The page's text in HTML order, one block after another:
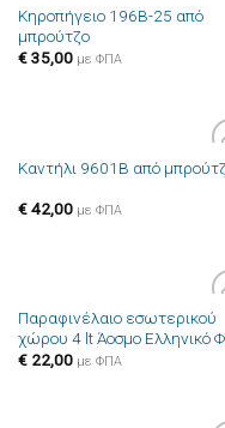
Κηροπήγειο 196B-25 από
μπρούτζο
€35,00 με ΦΠΑ
Καντήλι 9601B από
€42,00 με ΦΠΑ
στην
Παραφινέλαιο εσωτερικού
χώρου 4 lt Άοσμο Ελληνικό
€22,00 με ΦΠΑ